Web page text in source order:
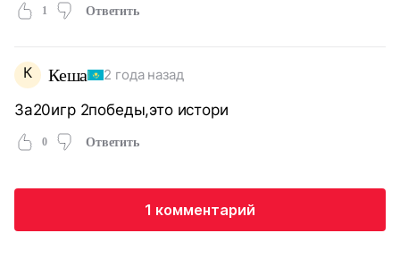
1 Ответить
К Кеша 2 года назад
За20игр 2победы,это истори
0 Ответить
1 комментарий